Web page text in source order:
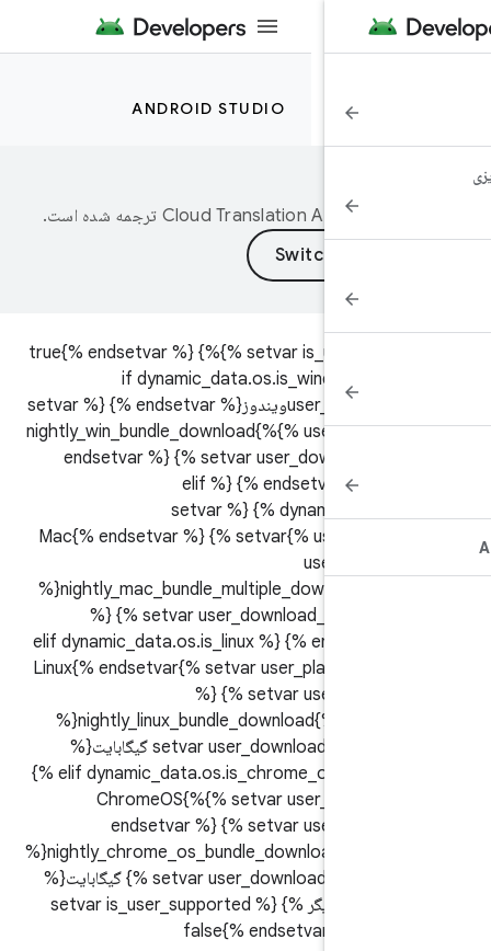
ANDROID STUDIO
ترجمه شده است.
{% setvar is_user_supported %}true{% endsetvar %} {%
if dynamic_data.os.is_windows %}
user_platform_name %}ویندوز{% endsetvar %} {% setvar
user_dialog_nightly_id %}nightly_win_bundle_download{%
endsetvar %} {% setvar
%}1.5 گیگابایت{% endsetvar %} {% elif
dynamic_data.os.is_mac %} {% setvar
user_platform_name %}Mac{% endsetvar %} {% setvar
%}nightly_mac_bundle_multiple_download{%
%} {% setvar
گیگابایت{% endsetvar %} {% elif dynamic_data.os.is_linux
%} {% setvar user_platform_name %}Linux{% endsetvar
%} {% setvar
%}nightly_linux_bundle_download{%
setvar user_download_nightly_size %}1.5 گیگابایت{%
endsetvar %} {% elif dynamic_data.os.is_chrome_os %}
{% setvar user_platform_name %}ChromeOS{%
endsetvar %} {% setvar
%}nightly_chrome_os_bundle_download{%
{% setvar user_download_nightly_size %}1.2 گیگابایت{%
endsetvar %} {% دیگر %} {% setvar is_user_supported